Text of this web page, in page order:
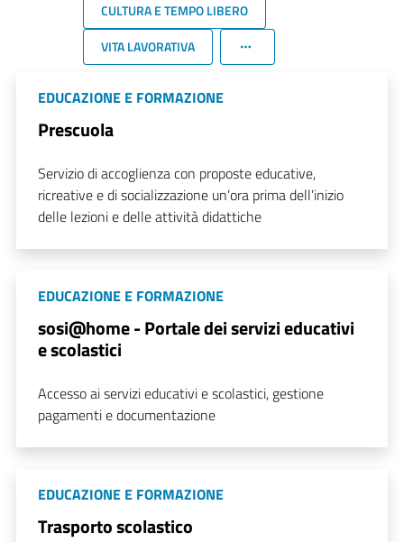
CULTURA E TEMPO LIBERO
VITA LAVORATIVA
EDUCAZIONE E FORMAZIONE
Prescuola
Servizio di accoglienza con proposte educative,
ricreative e di socializzazione un’ora prima dell’inizio
delle lezioni e delle attività didattiche
EDUCAZIONE E FORMAZIONE
sosi@home - Portale dei servizi educativi
e scolastici
Accesso ai servizi educativi e scolastici, gestione
pagamenti e documentazione
EDUCAZIONE E FORMAZIONE
Trasporto scolastico